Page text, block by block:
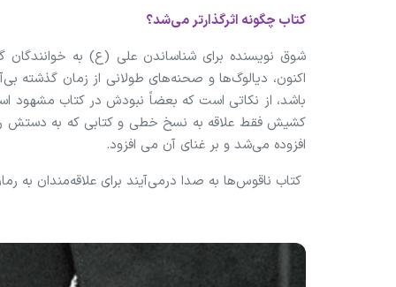
کتاب چگونه اثرگذارتر می‌شد؟
شوق نویسنده برای شناساندن علی (ع) به
اکنون، دیالوگ‌ها و صحنه‌های طولانی از زمان گذشته
باشد، از نکاتی است که بعضاً نبودش در کتاب مشهود
کشیش فقط علاقه به نسخ خطی و کتابی که به دستش
افزوده می‌شد و بر غنای آن می افزود.
کتاب ناقوس‌ها به صدا درمی‌آیند برای علاقه‌مندان